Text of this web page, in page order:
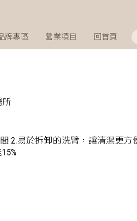
牌專區 營業項目 回首頁
所
2.易於拆卸的洗臂，讓清潔更方